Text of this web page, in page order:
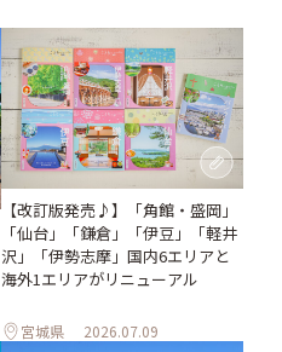
【改訂版発売♪】「角館・盛岡」
「仙台」「鎌倉」「伊豆」「軽井
沢」「伊勢志摩」国内6エリアと
海外1エリアがリニューアル
宮城県 2026.07.09